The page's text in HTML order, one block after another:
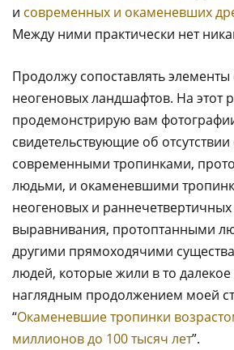
и современных и окаменевших
Между ними практически нет
Продолжу сопоставлять
неогеновых ландшафтов. На этот
продемонстрирую вам
свидетельствующие об
современными тропинками,
людьми, и окаменевшими
неогеновых и
выравнивания, протоптанными
другими прямоходячими
людей, которые жили в то
наглядным продолжением моей
“Окаменевшие тропинки
миллионов до 100 тысяч лет”.